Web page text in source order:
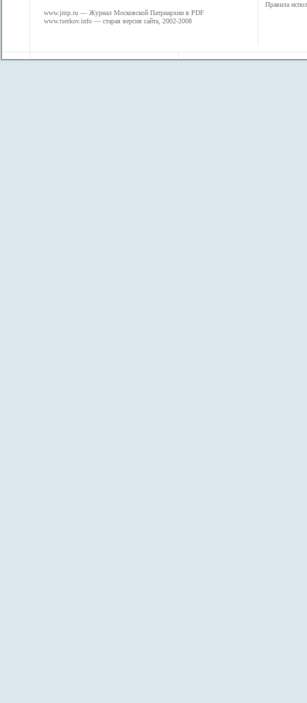
www.jmp.ru — Журнал Московской Патриархии в PDF
www.tserkov.info — старая версия сайта, 2002-2008
Правила